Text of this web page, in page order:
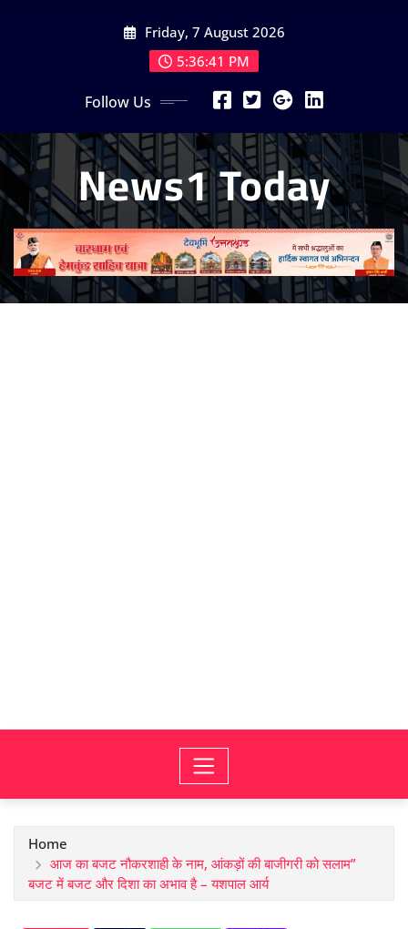
Friday, 7 August 2026
5:36:43 PM
Follow Us
News1 Today
Home
आज का बजट नौकरशाही के नाम, आंकड़ों की बाजीगरी को सलाम”
बजट में बजट और दिशा का अभाव है – यशपाल आर्य